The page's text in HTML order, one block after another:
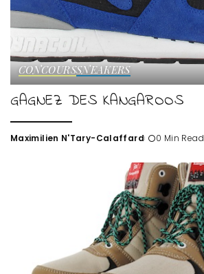
CONCOURSSNEAKERS
GAGNEZ DES KANGAROOS
Posted
Maximilien N'Tary-Calaffard 0 Min Read